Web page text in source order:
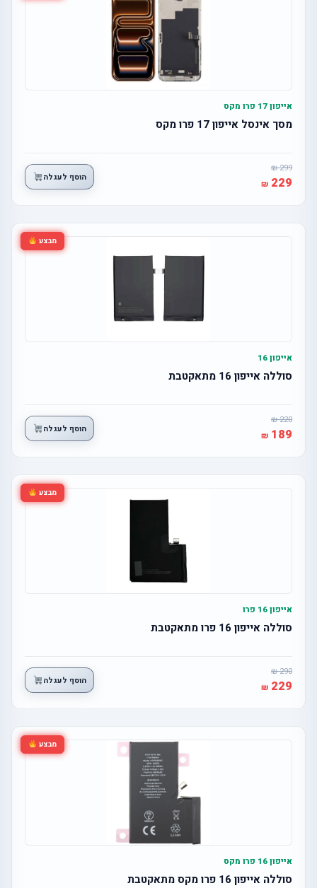
אייפון 17 פרו מקס
מסך אינסל אייפון 17 פרו מקס
299
229 הוסף לעגלה
מבצע
אייפון 16
סוללה אייפון 16 מתאקטבת
220
189 הוסף לעגלה
מבצע
אייפון 16 פרו
סוללה אייפון 16 פרו מתאקטבת
290
229 הוסף לעגלה
מבצע
אייפון 16 פרו מקס
סוללה אייפון 16 פרו מקס מתאקטבת